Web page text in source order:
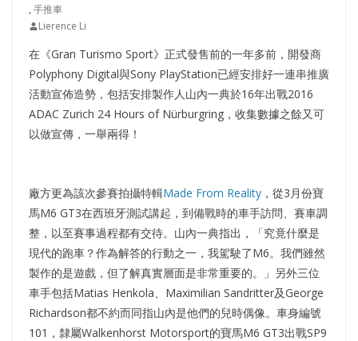
, 手推車
Lierence Li
在《Gran Turismo Sport》正式發售前的一年多前，開發商
Polyphony Digital與Sony PlayStation已經安排好一連串推廣
活動宣佈造勢，包括安排製作人山內一典於16年出戰2016
ADAC Zurich 24 Hours of Nürburgring，收集數據之餘又可
以做宣傳，一舉兩得！
廠方更為該次參賽拍攝特輯Made From Reality ，從3月份寶
馬M6 GT3在西班牙測試講起，到備戰時的車手訪問、賽車調
整，以至賽事過程都有交待。山內一典指出，「究竟什麼是
現代的跑車？作為解答的行動之一，我駕駛了M6。我們雖然
製作的是遊戲，但了解真實層面是非常重要的。」另外三位
車手包括Matias Henkola、Maximilian Sandritter及George
Richardson都不約而同指山內是他們的兒時偶像。車身編號
101，隸屬Walkenhorst Motorsport的寶馬M6 GT3出戰SP9